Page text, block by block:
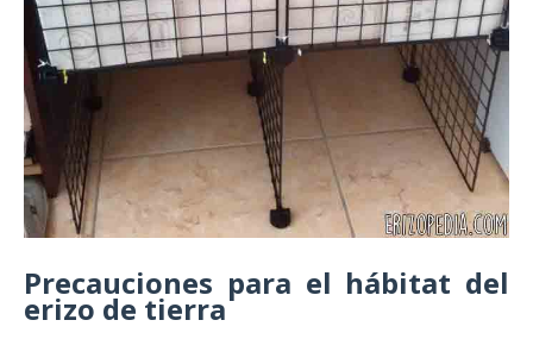
Precauciones para el hábitat del
erizo de tierra